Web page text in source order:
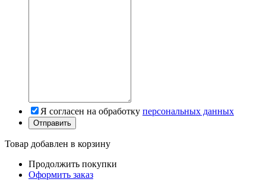
Я согласен на обработку персональных данных
Товар добавлен в корзину
Продолжить покупки
Оформить заказ